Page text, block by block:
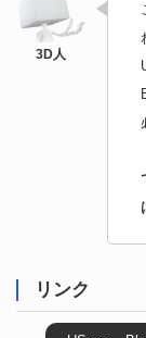
リンク